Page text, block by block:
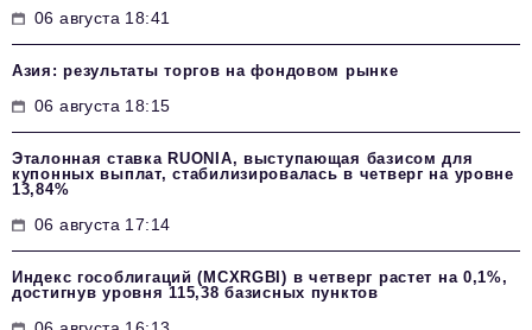
06 августа 18:41
Азия: результаты торгов на фондовом рынке
06 августа 18:15
Эталонная ставка RUONIA, выступающая базисом для
купонных выплат, стабилизировалась в четверг на уровне
13,84%
06 августа 17:14
Индекс гособлигаций (MCXRGBI) в четверг растет на 0,1%,
достигнув уровня 115,38 базисных пунктов